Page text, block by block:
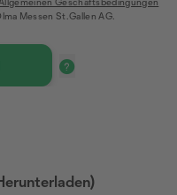
Messen St.Gallen AG.